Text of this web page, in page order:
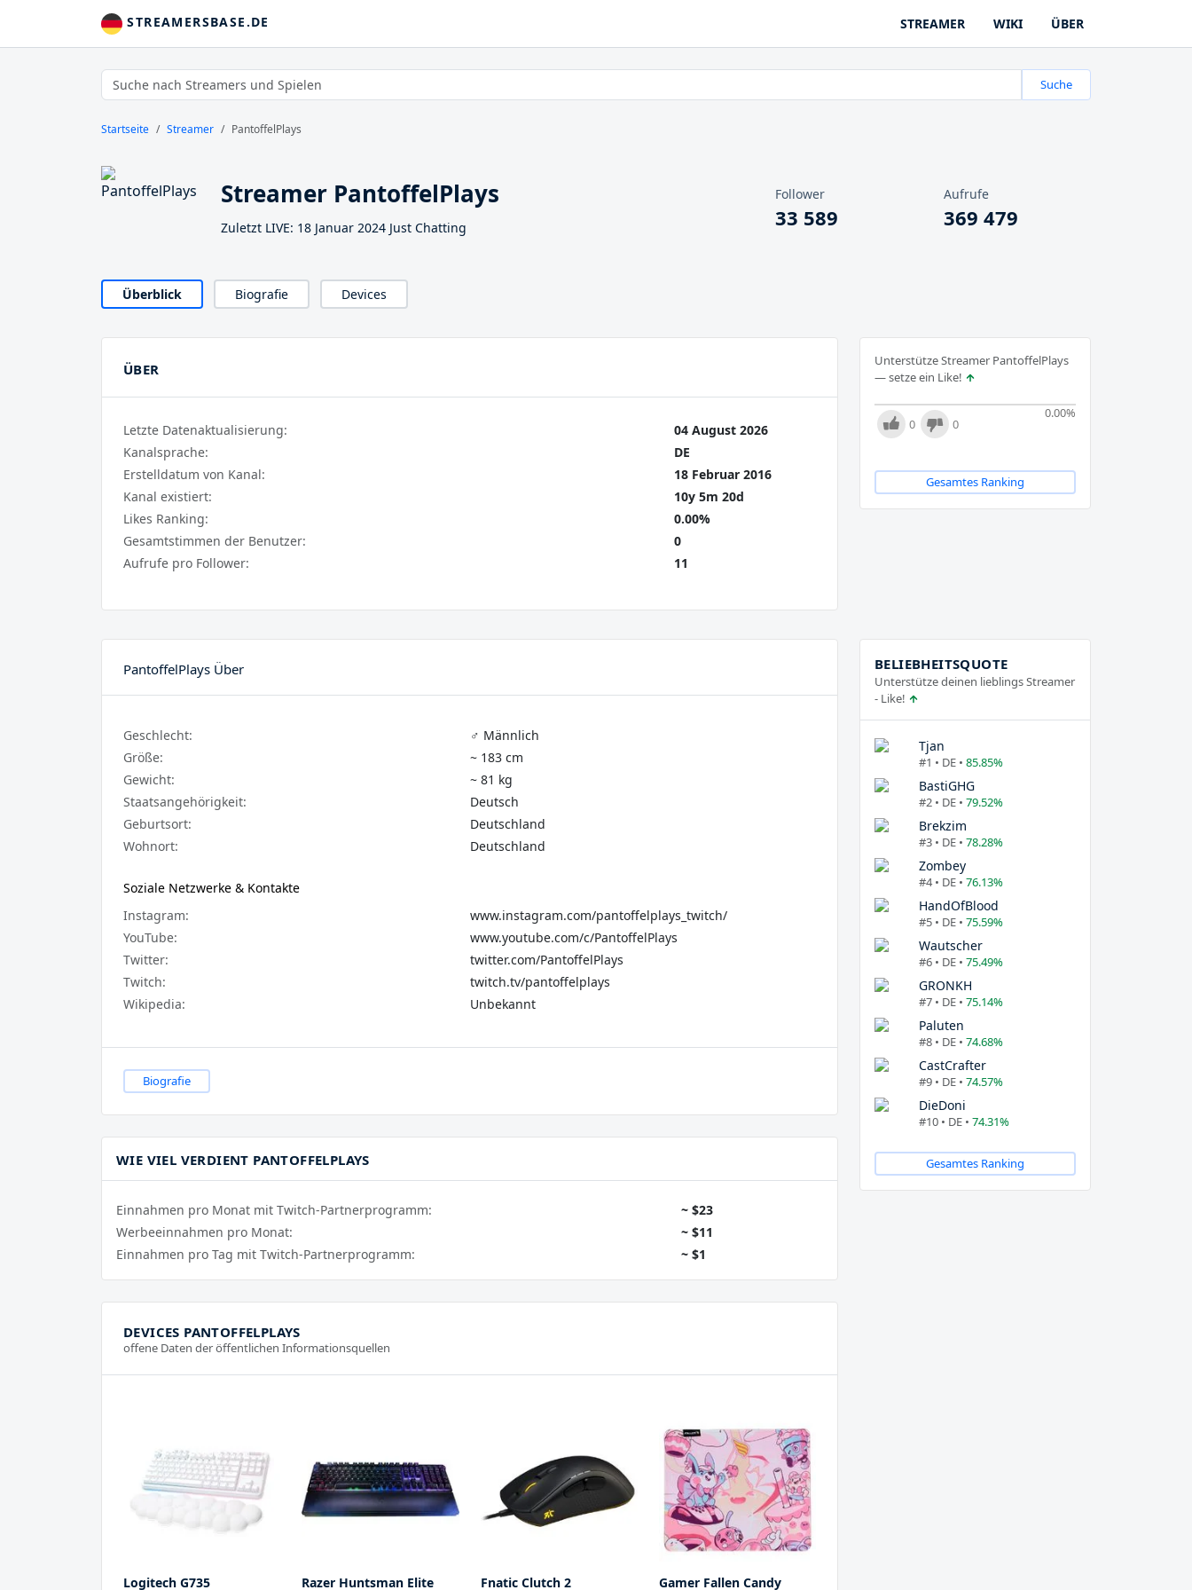
STREAMERSBASE.DE STREAMER WIKI ÜBER
Suche
Startseite Streamer PantoffelPlays
Streamer PantoffelPlays
Zuletzt LIVE: 18 Januar 2024 Just Chatting
Follower
33 589
Aufrufe
369 479
Überblick Biografie Devices
Unterstütze Streamer PantoffelPlays
— setze ein Like!
0.00%
0 0
Gesamtes Ranking
ÜBER
Letzte Datenaktualisierung:
04 August 2026
Kanalsprache:
DE
Erstelldatum von Kanal:
18 Februar 2016
Kanal existiert:
10y 5m 20d
Likes Ranking:
0.00%
Gesamtstimmen der Benutzer:
0
Aufrufe pro Follower:
11
PantoffelPlays Über
Geschlecht:
♂️ Männlich
Größe:
~ 183 cm
Gewicht:
~ 81 kg
Staatsangehörigkeit:
Deutsch
Geburtsort:
Deutschland
Wohnort:
Deutschland
Soziale Netzwerke & Kontakte
Instagram:
www.instagram.com/pantoffelplays_twitch/
YouTube:
www.youtube.com/c/PantoffelPlays
Twitter:
twitter.com/PantoffelPlays
Twitch:
twitch.tv/pantoffelplays
Wikipedia:
Unbekannt
Biografie
WIE VIEL VERDIENT PANTOFFELPLAYS
Einnahmen pro Monat mit Twitch-Partnerprogramm:
~ $23
Werbeeinnahmen pro Monat:
~ $11
Einnahmen pro Tag mit Twitch-Partnerprogramm:
~ $1
DEVICES PANTOFFELPLAYS
offene Daten der öffentlichen Informationsquellen
Logitech G735 Razer Huntsman Elite Fnatic Clutch 2 Gamer Fallen Candy
BELIEBHEITSQUOTE
Unterstütze deinen lieblings Streamer
- Like!
Tjan
#1 • DE • 85.85%
BastiGHG
#2 • DE • 79.52%
Brekzim
#3 • DE • 78.28%
Zombey
#4 • DE • 76.13%
HandOfBlood
#5 • DE • 75.59%
Wautscher
#6 • DE • 75.49%
GRONKH
#7 • DE • 75.14%
Paluten
#8 • DE • 74.68%
CastCrafter
#9 • DE • 74.57%
DieDoni
#10 • DE • 74.31%
Gesamtes Ranking